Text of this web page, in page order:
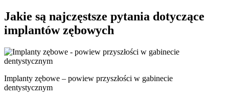
Jakie są najczęstsze pytania dotyczące
implantów zębowych
Implanty zębowe – powiew przyszłości w gabinecie
dentystycznym